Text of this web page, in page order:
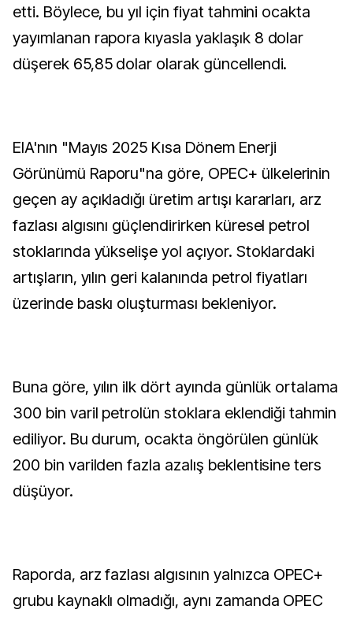
etti. Böylece, bu yıl için fiyat tahmini ocakta
yayımlanan rapora kıyasla yaklaşık 8 dolar
düşerek 65,85 dolar olarak güncellendi.
EIA'nın "Mayıs 2025 Kısa Dönem Enerji
Görünümü Raporu"na göre, OPEC+ ülkelerinin
geçen ay açıkladığı üretim artışı kararları, arz
fazlası algısını güçlendirirken küresel petrol
stoklarında yükselişe yol açıyor. Stoklardaki
artışların, yılın geri kalanında petrol fiyatları
üzerinde baskı oluşturması bekleniyor.
Buna göre, yılın ilk dört ayında günlük ortalama
300 bin varil petrolün stoklara eklendiği tahmin
ediliyor. Bu durum, ocakta öngörülen günlük
200 bin varilden fazla azalış beklentisine ters
düşüyor.
Raporda, arz fazlası algısının yalnızca OPEC+
grubu kaynaklı olmadığı, aynı zamanda OPEC